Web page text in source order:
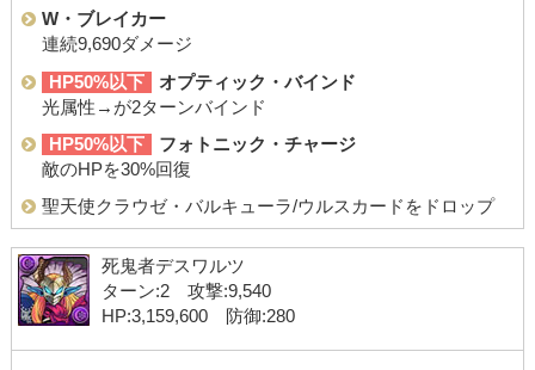
W・ブレイカー
連続9,690ダメージ
HP50%以下
オプティック・バインド
光属性→が2ターンバインド
HP50%以下
フォトニック・チャージ
敵のHPを30%回復
聖天使クラウゼ・バルキューラ/ウルスカードをドロップ
死鬼者デスワルツ
ターン:2 攻撃:9,540
HP:3,159,600 防御:280